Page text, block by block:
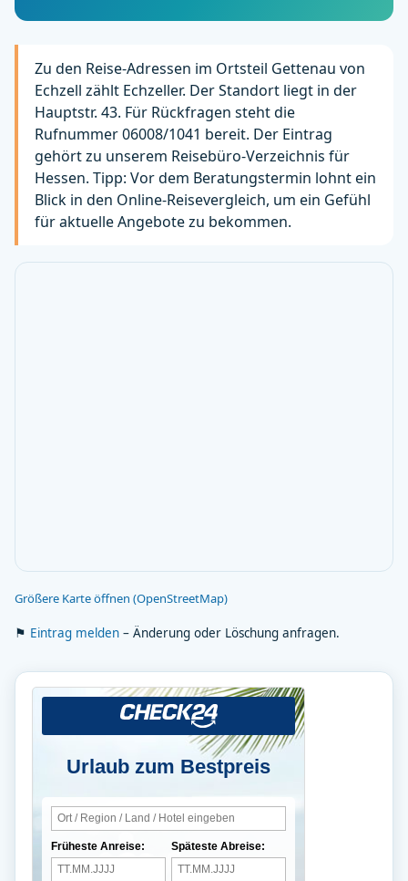
Zu den Reise-Adressen im Ortsteil Gettenau von
Echzell zählt Echzeller. Der Standort liegt in der
Hauptstr. 43. Für Rückfragen steht die
Rufnummer 06008/1041 bereit. Der Eintrag
gehört zu unserem Reisebüro-Verzeichnis für
Hessen. Tipp: Vor dem Beratungstermin lohnt ein
Blick in den Online-Reisevergleich, um ein Gefühl
für aktuelle Angebote zu bekommen.
Größere Karte öffnen (OpenStreetMap)
⚑ Eintrag melden – Änderung oder Löschung anfragen.
Urlaub zum Bestpreis
Früheste Anreise: Späteste Abreise: